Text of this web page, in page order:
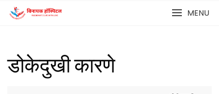
MENU
डोकेदुखी कारणे